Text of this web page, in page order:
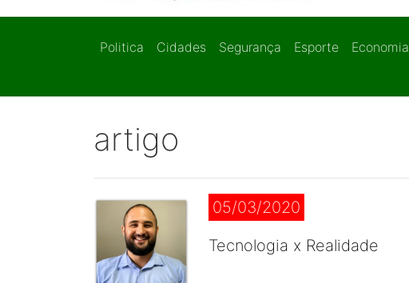
Politica Cidades Segurança Esporte Economia
artigo
05/03/2020
Tecnologia x Realidade